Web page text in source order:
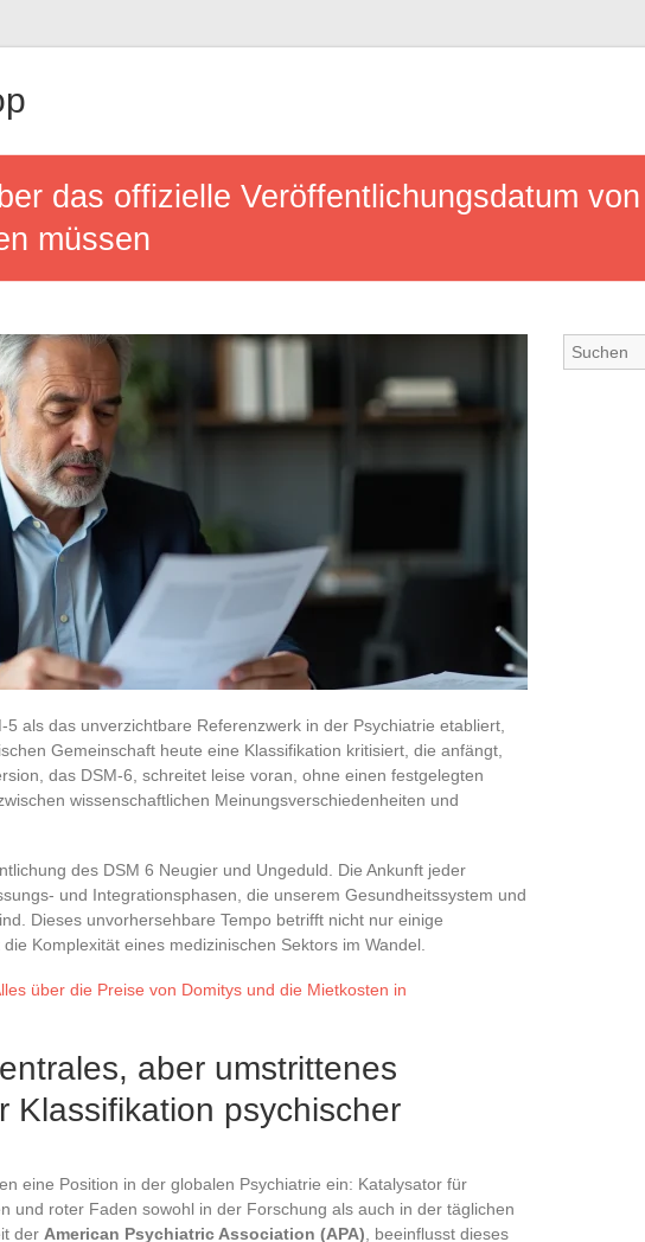
das offizielle Veröffentlichungsdatum
müssen
als das unverzichtbare Referenzwerk in der Psychiatrie etabliert,
Gemeinschaft heute eine Klassifikation kritisiert, die anfängt,
das DSM-6, schreitet leise voran, ohne einen festgelegten
wissenschaftlichen Meinungsverschiedenheiten und
des DSM 6 Neugier und Ungeduld. Die Ankunft jeder
und Integrationsphasen, die unserem Gesundheitssystem und
Dieses unvorhersehbare Tempo betrifft nicht nur einige
Komplexität eines medizinischen Sektors im Wandel.
über die Preise von Domitys und die Mietkosten in
aber umstrittenes
Klassifikation psychischer
eine Position in der globalen Psychiatrie ein: Katalysator für
und roter Faden sowohl in der Forschung als auch in der täglichen
der American Psychiatric Association (APA) , beeinflusst dieses